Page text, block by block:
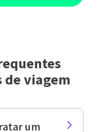
de viagem
um